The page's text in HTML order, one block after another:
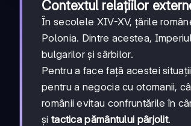
Contextul relațiilor
În secolele XIV-XV, țările
Polonia. Dintre acestea,
bulgarilor și sârbilor.
Pentru a face față acestei
pentru a negocia cu otomanii,
românii evitau confruntările în
și tactica pământului pârjolit.